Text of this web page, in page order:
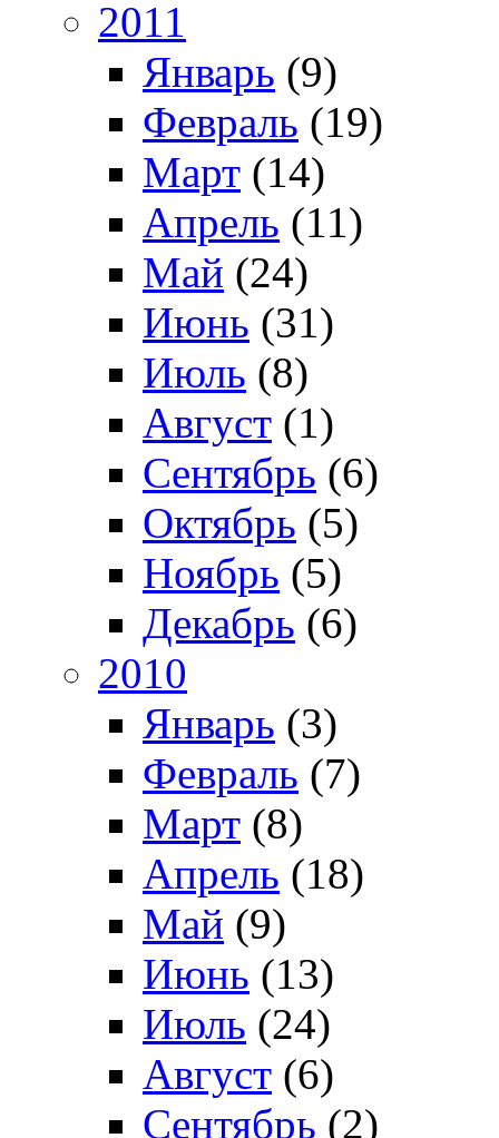
2011
Январь (9)
Февраль (19)
Март (14)
Апрель (11)
Май (24)
Июнь (31)
Июль (8)
Август (1)
Сентябрь (6)
Октябрь (5)
Ноябрь (5)
Декабрь (6)
2010
Январь (3)
Февраль (7)
Март (8)
Апрель (18)
Май (9)
Июнь (13)
Июль (24)
Август (6)
Сентябрь (2)